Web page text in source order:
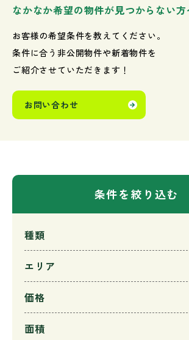
なかなか希望の物件が見つからない方
お客様の希望条件を教えてください。
条件に合う非公開物件や新着物件を
ご紹介させていただきます！
お問い合わせ
条件を絞り込む
種類
エリア
価格
面積